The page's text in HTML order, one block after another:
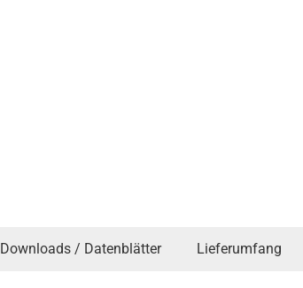
Downloads / Datenblätter Lieferumfang